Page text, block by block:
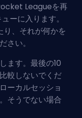
Leagueを再
ーに入ります。
、それが何かを
さい。
ます。最後の10
較しないでくだ
ーカルセッショ
そうでない場合